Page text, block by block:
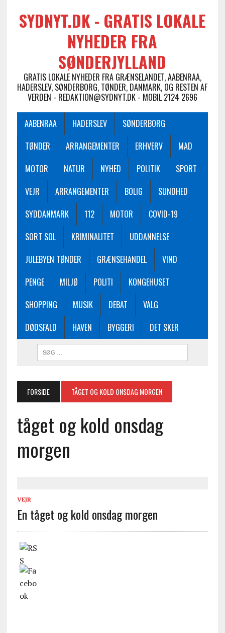
SYDNYT.DK - GRATIS LOKALE
NYHEDER FRA
SØNDERJYLLAND
GRATIS LOKALE NYHEDER FRA GRÆNSELANDET, AABENRAA,
HADERSLEV, SØNDERBORG, TØNDER, DANMARK, OG RESTEN AF
VERDEN - REDAKTION@SYDNYT.DK - MOBIL 2124 2696
AABENRAA HADERSLEV
SØNDERBORG
TØNDER
ARRANGEMENTER ERHVERV
MAD
MOTOR
NATUR NYHED POLITIK
SPORT
VEJR
ARRANGEMENTER BOLIG
SUNDHED
SYDDANMARK
112 MOTOR
COVID-19
SORT SOL
KRIMINALITET
UDDANNELSE
JULEBYEN TØNDER
GRÆNSEHANDEL
VIND
PENGE
MILJØ POLITI
KONGEHUSET
SHOPPING
MUSIK DEBAT
VALG
DØDSFALD
HAVEN BYGGERI DET SKER
FORSIDE TÅGET OG KOLD ONSDAG MORGEN
tåget og kold onsdag
morgen
VEJR
En tåget og kold onsdag morgen